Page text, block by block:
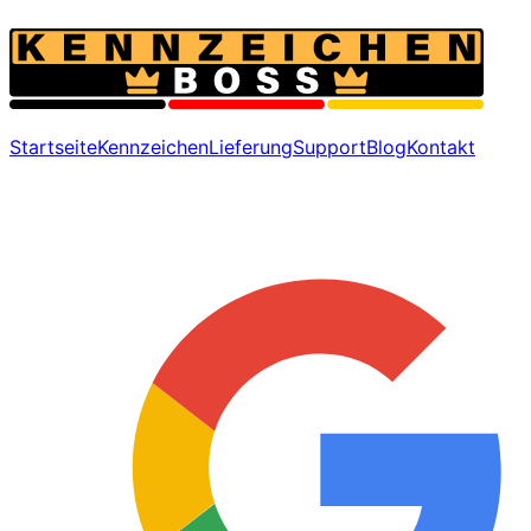
StartseiteKennzeichenLieferungSupportBlogKontakt